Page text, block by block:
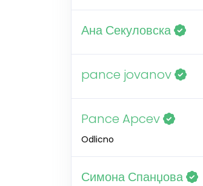
Ана Секуловска
pance jovanov
Pance Apcev
Odlicno
Симона Спанџова